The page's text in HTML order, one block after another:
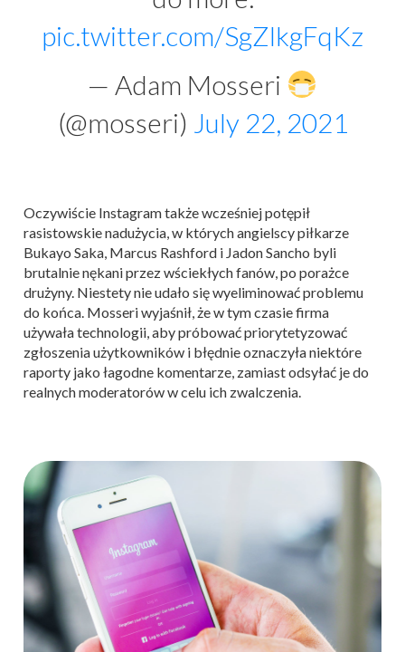
pic.twitter.com/SgZlkgFqKz
— Adam Mosseri
(@mosseri) July 22, 2021
Oczywiście Instagram także wcześniej potępił
rasistowskie nadużycia, w których angielscy piłkarze
Bukayo Saka, Marcus Rashford i Jadon Sancho byli
brutalnie nękani przez wściekłych fanów, po porażce
drużyny. Niestety nie udało się wyeliminować problemu
do końca. Mosseri wyjaśnił, że w tym czasie firma
używała technologii, aby próbować priorytetyzować
zgłoszenia użytkowników i błędnie oznaczyła niektóre
raporty jako łagodne komentarze, zamiast odsyłać je do
realnych moderatorów w celu ich zwalczenia.